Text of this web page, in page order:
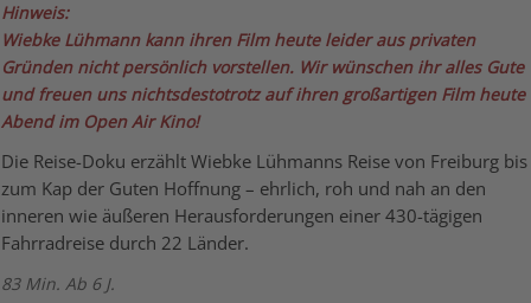
Hinweis:
Wiebke Lühmann kann ihren Film heute leider aus privaten
Gründen nicht persönlich vorstellen. Wir wünschen ihr alles Gute
und freuen uns nichtsdestotrotz auf ihren großartigen Film heute
Abend im Open Air Kino!
Die Reise-Doku erzählt Wiebke Lühmanns Reise von Freiburg bis
zum Kap der Guten Hoffnung – ehrlich, roh und nah an den
inneren wie äußeren Herausforderungen einer 430-tägigen
Fahrradreise durch 22 Länder.
83 Min. Ab 6 J.